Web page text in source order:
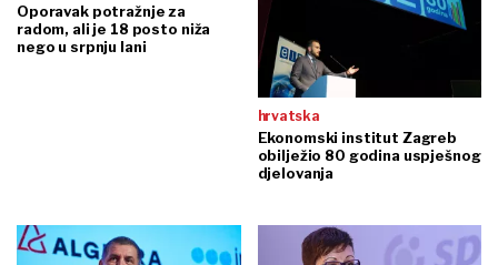
Oporavak potražnje za
radom, ali je 18 posto niža
nego u srpnju lani
hrvatska
Ekonomski institut Zagreb
obilježio 80 godina uspješnog
djelovanja